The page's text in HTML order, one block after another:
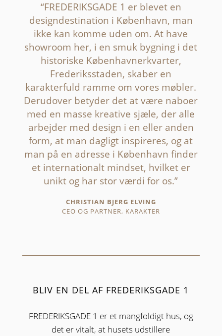
“FREDERIKSGADE 1 er blevet en
designdestination i København, man
ikke kan komme uden om. At have
showroom her, i en smuk bygning i det
historiske Københavnerkvarter,
Frederiksstaden, skaber en
karakterfuld ramme om vores møbler.
Derudover betyder det at være naboer
med en masse kreative sjæle, der alle
arbejder med design i en eller anden
form, at man dagligt inspireres, og at
man på en adresse i København finder
et internationalt mindset, hvilket er
unikt og har stor værdi for os.”
CHRISTIAN BJERG ELVING
CEO OG PARTNER, KARAKTER
BLIV EN DEL AF FREDERIKSGADE 1
FREDERIKSGADE 1 er et mangfoldigt hus, og
det er vitalt, at husets udstillere